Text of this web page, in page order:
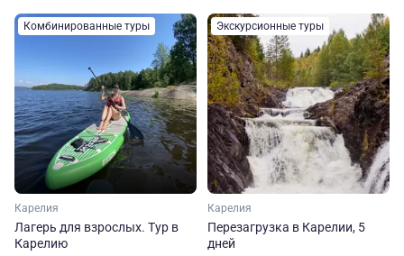
Комбинированные туры
Карелия
Лагерь для взрослых. Тур в
Карелию
Экскурсионные туры
Карелия
Перезагрузка в Карелии, 5
дней